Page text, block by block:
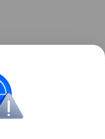
характер и
инвестиционной